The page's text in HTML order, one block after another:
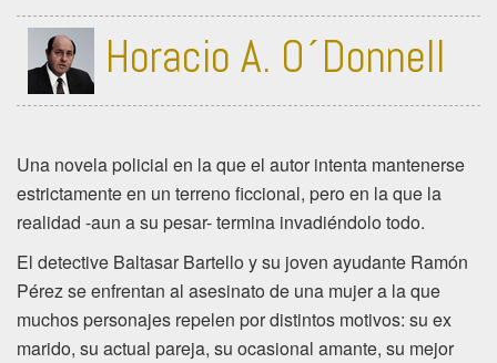
Horacio A. O´Donnell
Una novela policial en la que el autor intenta mantenerse
estrictamente en un terreno ficcional, pero en la que la
realidad -aun a su pesar- termina invadiéndolo todo.
El detective Baltasar Bartello y su joven ayudante Ramón
Pérez se enfrentan al asesinato de una mujer a la que
muchos personajes repelen por distintos motivos: su ex
marido, su actual pareja, su ocasional amante, su mejor